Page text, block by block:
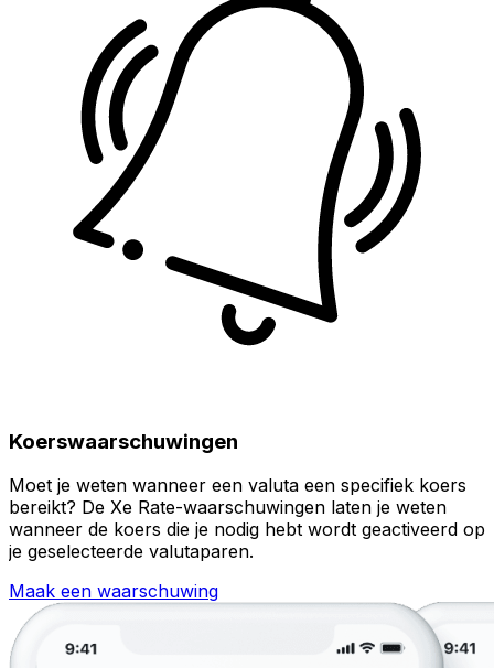
Koerswaarschuwingen
Moet je weten wanneer een valuta een specifiek koers
bereikt? De Xe Rate-waarschuwingen laten je weten
wanneer de koers die je nodig hebt wordt geactiveerd op
je geselecteerde valutaparen.
Maak een waarschuwing